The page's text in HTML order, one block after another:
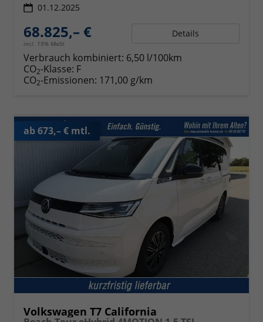
01.12.2025
68.825,– €
incl. 19% MwSt.
Details
Verbrauch kombiniert: 6,50 l/100km
CO2-Klasse: F
CO2-Emissionen: 171,00 g/km
ab 673,– € mtl.
Volkswagen T7 California